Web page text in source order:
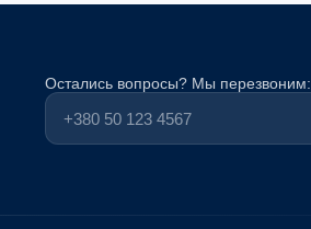
Остались вопросы? Мы перезвоним: